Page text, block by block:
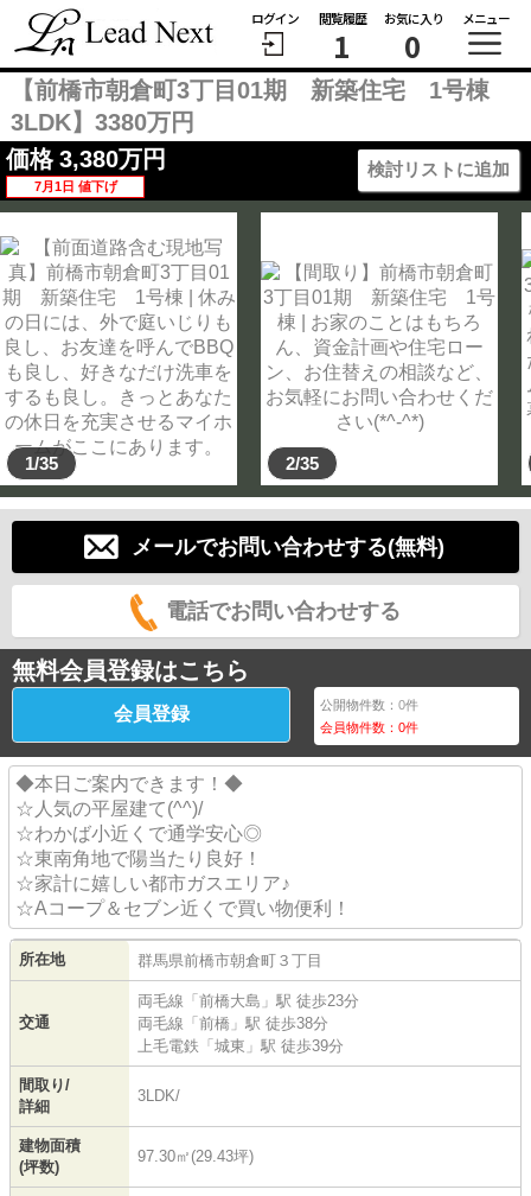
ログイン 閲覧履歴
1
お気に入り
0
メニュー
【前橋市朝倉町3丁目01期 新築住宅 1号棟
3LDK】3380万円
価格 3,380万円
7月1日 値下げ
検討リストに追加
1/35 2/35
メールでお問い合わせする(無料)
電話でお問い合わせする
無料会員登録はこちら
会員登録 公開物件数：0件
会員物件数：0件
◆本日ご案内できます！◆
☆人気の平屋建て(^^)/
☆わかば小近くで通学安心◎
☆東南角地で陽当たり良好！
☆家計に嬉しい都市ガスエリア♪
☆Aコープ＆セブン近くで買い物便利！
所在地 群馬県前橋市朝倉町 ３丁目
交通
両毛線 「 前橋大島 」駅 徒歩23分
両毛線 「 前橋 」駅 徒歩38分
上毛電鉄 「 城東 」駅 徒歩39分
間取り/
詳細
3LDK/
建物面積
(坪数)
97.30㎡(29.43坪)